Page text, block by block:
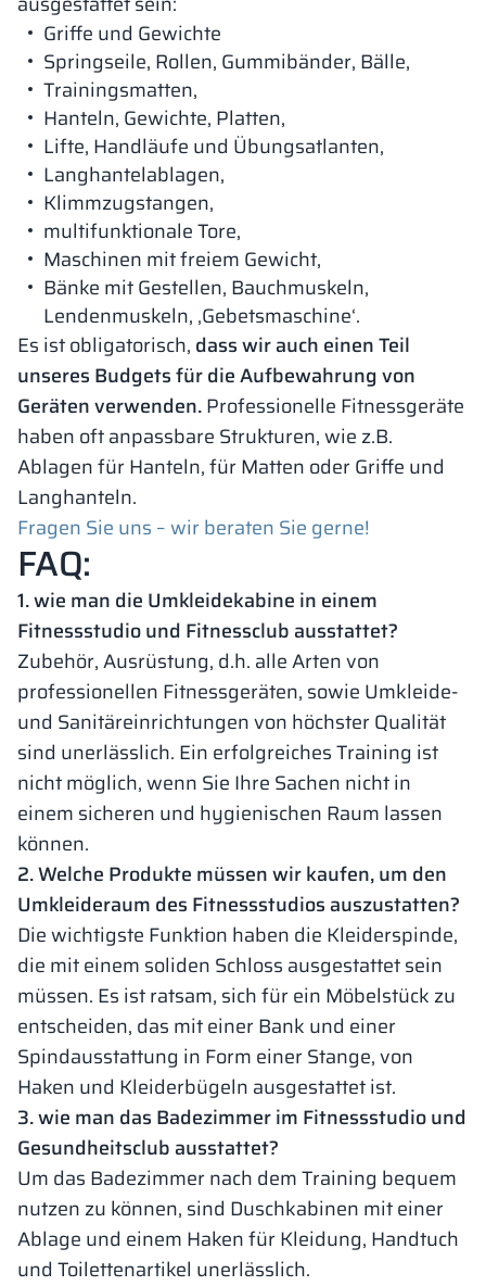
Griffe und Gewichte
Springseile, Rollen, Gummibänder, Bälle,
Trainingsmatten,
Hanteln, Gewichte, Platten,
Lifte, Handläufe und Übungsatlanten,
Langhantelablagen,
Klimmzugstangen,
multifunktionale Tore,
Maschinen mit freiem Gewicht,
Bänke mit Gestellen, Bauchmuskeln,
Lendenmuskeln, ‚Gebetsmaschine‘.
Es ist obligatorisch, dass wir auch einen Teil
unseres Budgets für die Aufbewahrung von
Geräten verwenden.Professionelle Fitnessgeräte
haben oft anpassbare Strukturen, wie z.B.
Ablagen für Hanteln, für Matten oder Griffe und
Langhanteln.
Fragen Sie uns – wir beraten Sie gerne!
FAQ:
1. wie man die Umkleidekabine in einem
Fitnessstudio und Fitnessclub ausstattet?
Zubehör, Ausrüstung, d.h. alle Arten von
professionellen Fitnessgeräten, sowie Umkleide-
und Sanitäreinrichtungen von höchster Qualität
sind unerlässlich. Ein erfolgreiches Training ist
nicht möglich, wenn Sie Ihre Sachen nicht in
einem sicheren und hygienischen Raum lassen
können.
2. Welche Produkte müssen wir kaufen, um den
Umkleideraum des Fitnessstudios auszustatten?
Die wichtigste Funktion haben die Kleiderspinde,
die mit einem soliden Schloss ausgestattet sein
müssen. Es ist ratsam, sich für ein Möbelstück zu
entscheiden, das mit einer Bank und einer
Spindausstattung in Form einer Stange, von
Haken und Kleiderbügeln ausgestattet ist.
3. wie man das Badezimmer im Fitnessstudio und
Gesundheitsclub ausstattet?
Um das Badezimmer nach dem Training bequem
nutzen zu können, sind Duschkabinen mit einer
Ablage und einem Haken für Kleidung, Handtuch
und Toilettenartikel unerlässlich.